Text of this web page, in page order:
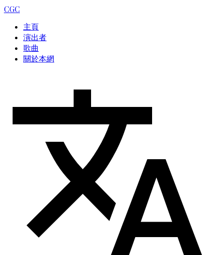
CGC
主頁
演出者
歌曲
關於本網